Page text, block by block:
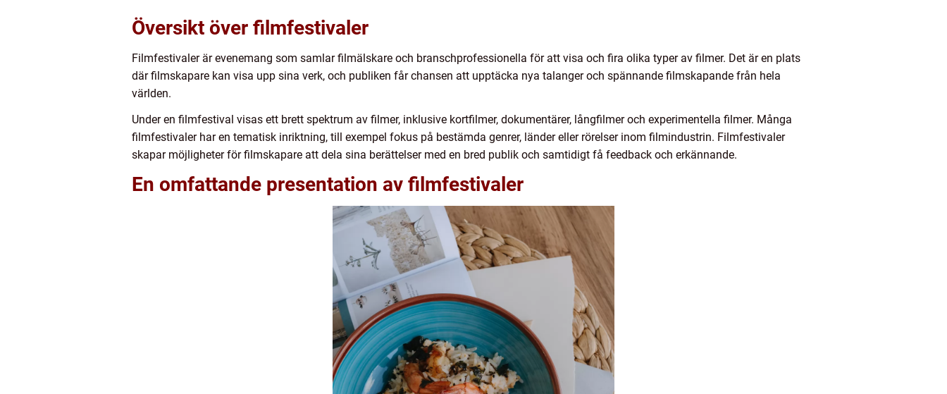
Översikt över filmfestivaler
Filmfestivaler är evenemang som samlar filmälskare och branschprofessionella för att visa och fira olika typer av filmer. Det är en plats
där filmskapare kan visa upp sina verk, och publiken får chansen att upptäcka nya talanger och spännande filmskapande från hela
världen.
Under en filmfestival visas ett brett spektrum av filmer, inklusive kortfilmer, dokumentärer, långfilmer och experimentella filmer. Många
filmfestivaler har en tematisk inriktning, till exempel fokus på bestämda genrer, länder eller rörelser inom filmindustrin. Filmfestivaler
skapar möjligheter för filmskapare att dela sina berättelser med en bred publik och samtidigt få feedback och erkännande.
En omfattande presentation av filmfestivaler